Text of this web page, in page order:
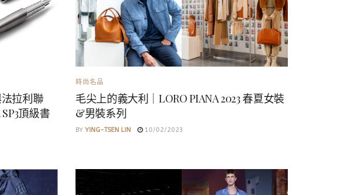
拉利聯
頂級書
時尚名品
毛尖上的義大利｜LORO PIANA 2023 春夏女裝
&男裝系列
BY YING-TSEN LIN 10/02/2023